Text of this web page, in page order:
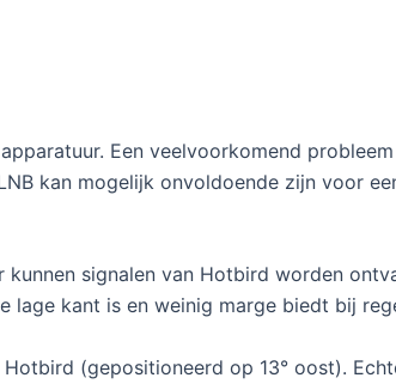
Een veelvoorkomend
kan mogelijk onvoldoende zijn voor
kunnen signalen van Hotbird worden
lage kant is en weinig marge biedt bij
(gepositioneerd op 13° oost).